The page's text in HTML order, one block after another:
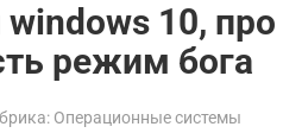
10,
режим бога
Операционные системы